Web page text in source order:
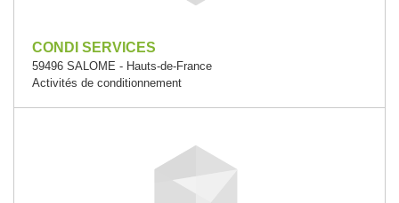
CONDI SERVICES
59496 SALOME - Hauts-de-France
Activités de conditionnement